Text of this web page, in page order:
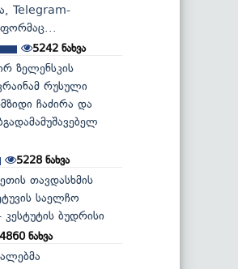
Telegram-
5242 ნახვა
ზელენსკის
რუსული
ჩაძირა და
5228ნახვა
თავდასხმის
საელჩო
კესტუტის ბუდრისი
ნახვა